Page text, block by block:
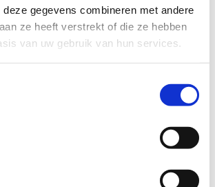
deze gegevens combineren met andere
ze heeft verstrekt of die ze hebben
van uw gebruik van hun services.
en Zomerlust
om je event een familiaal karakter
en de twee evenementenweide